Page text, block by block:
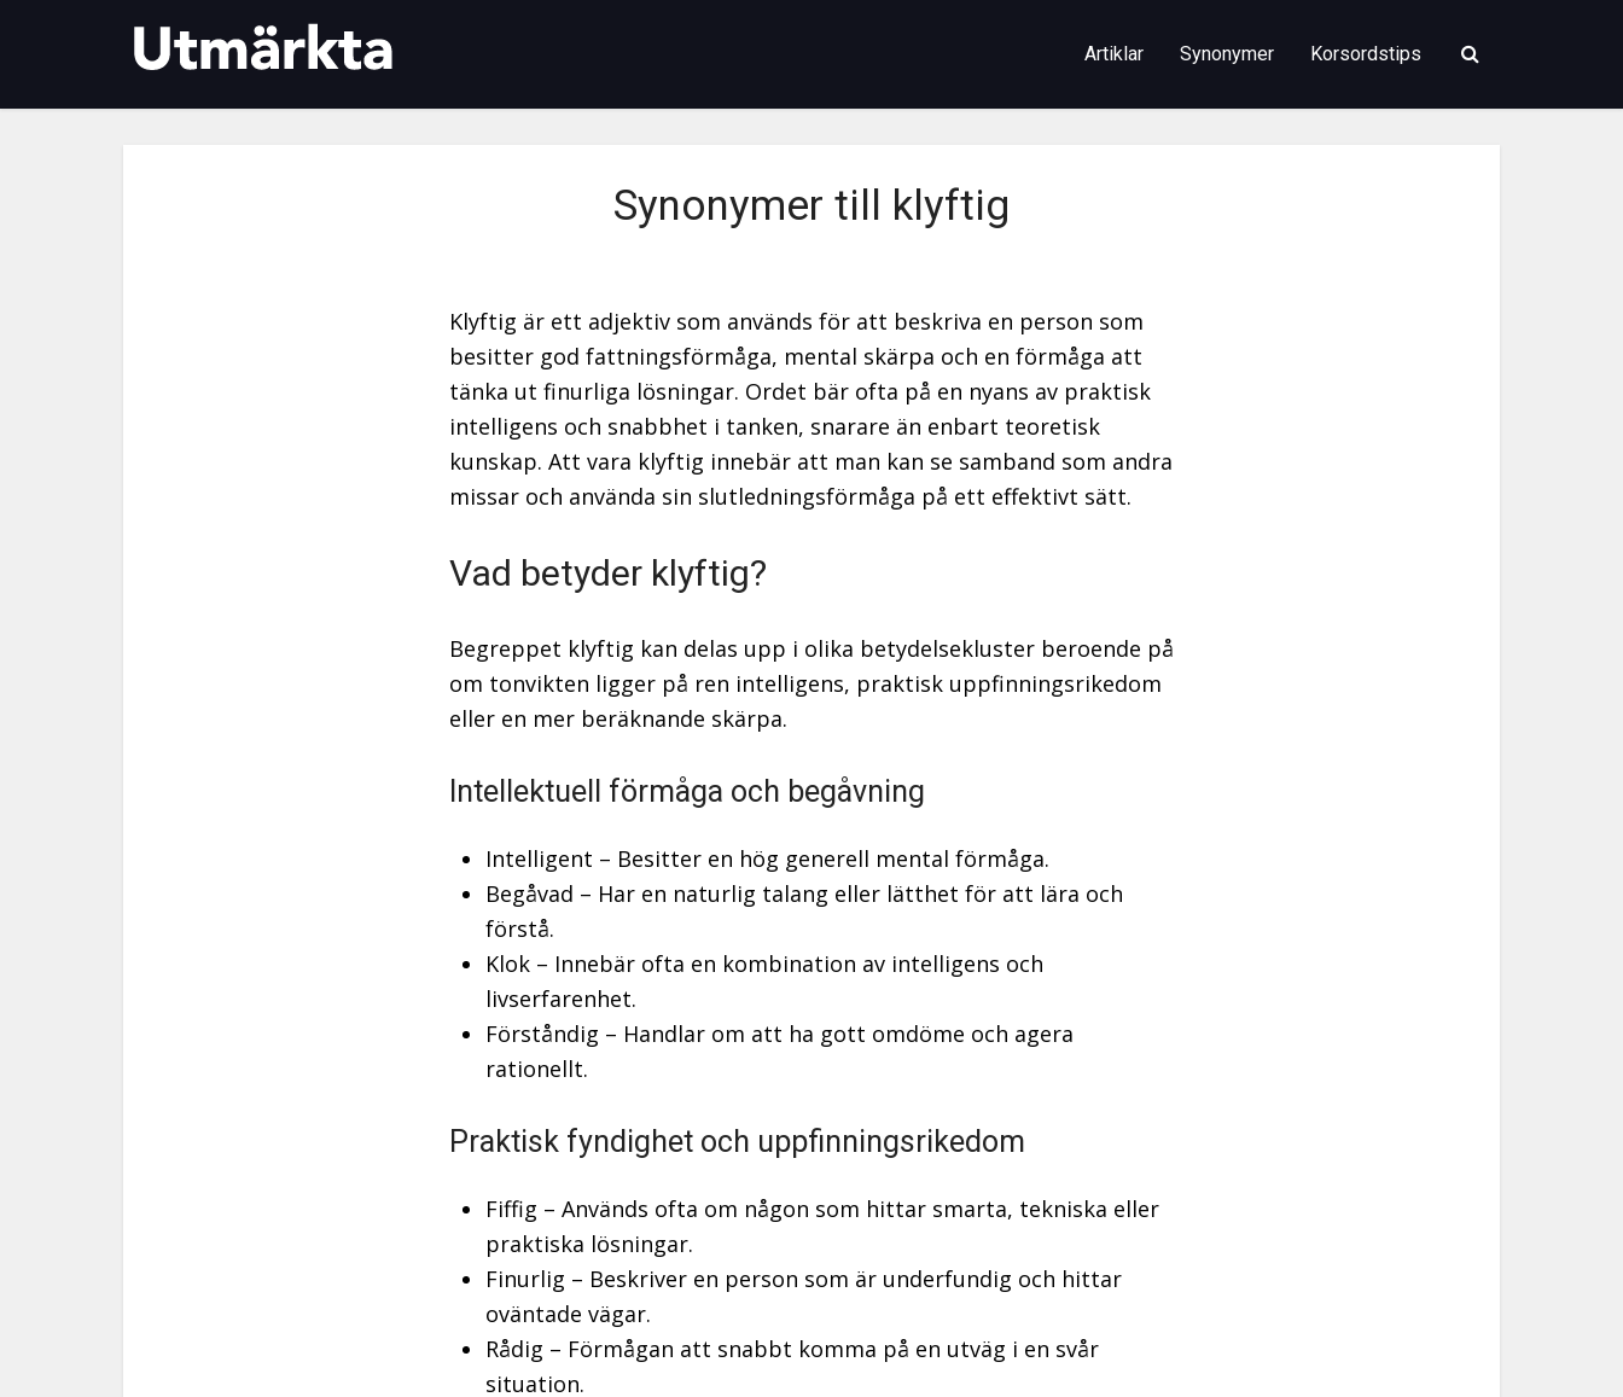
Artiklar Synonymer Korsordstips
Synonymer till klyftig
Klyftig är ett adjektiv som används för att beskriva en person som
besitter god fattningsförmåga, mental skärpa och en förmåga att
tänka ut finurliga lösningar. Ordet bär ofta på en nyans av praktisk
intelligens och snabbhet i tanken, snarare än enbart teoretisk
kunskap. Att vara klyftig innebär att man kan se samband som andra
missar och använda sin slutledningsförmåga på ett effektivt sätt.
Vad betyder klyftig?
Begreppet klyftig kan delas upp i olika betydelsekluster beroende på
om tonvikten ligger på ren intelligens, praktisk uppfinningsrikedom
eller en mer beräknande skärpa.
Intellektuell förmåga och begåvning
Intelligent – Besitter en hög generell mental förmåga.
Begåvad – Har en naturlig talang eller lätthet för att lära och
förstå.
Klok – Innebär ofta en kombination av intelligens och
livserfarenhet.
Förståndig – Handlar om att ha gott omdöme och agera
rationellt.
Praktisk fyndighet och uppfinningsrikedom
Fiffig – Används ofta om någon som hittar smarta, tekniska eller
praktiska lösningar.
Finurlig – Beskriver en person som är underfundig och hittar
oväntade vägar.
Rådig – Förmågan att snabbt komma på en utväg i en svår
situation.